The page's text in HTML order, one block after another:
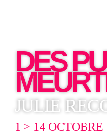
DES
JULIE
1 > 14 OCTOBRE